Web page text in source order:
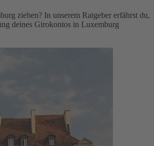
ziehen? In unserem Ratgeber erfährst du,
deines Girokontos in Luxemburg